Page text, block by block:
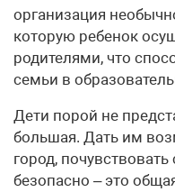
организация
которую ребенок
родителями, что
семьи в
Дети порой не
большая. Дать им
город,
безопасно – это